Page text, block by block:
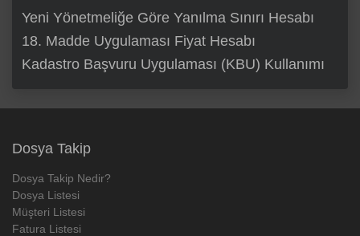
Yeni Yönetmeliğe Göre Yanılma Sınırı Hesabı
18. Madde Uygulaması Fiyat Hesabı
Kadastro Başvuru Uygulaması (KBU) Kullanımı
Dosya Takip
Dosya Takip Nedir?
Dosya Listesi
Müşteri Listesi
Fatura Listesi